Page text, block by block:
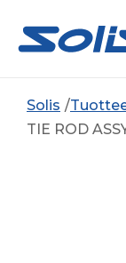
Solis
TIE ROD